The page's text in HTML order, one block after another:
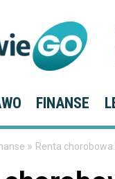
FINANSE
» Renta